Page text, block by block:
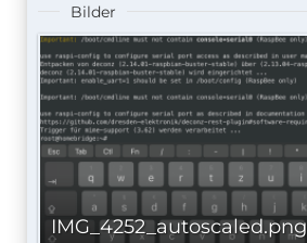
Bilder
IMG_4252_autoscaled.png